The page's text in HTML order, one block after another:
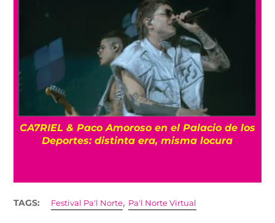
ENTREVISTA La despedida de Big Big Love:
Un último show en la Ciudad de México
TAGS: Festival Pa'l Norte, Pa'l Norte Virtual